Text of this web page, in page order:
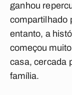
ganhou
compartilhado
entanto, a
começou
casa, cercada
família.